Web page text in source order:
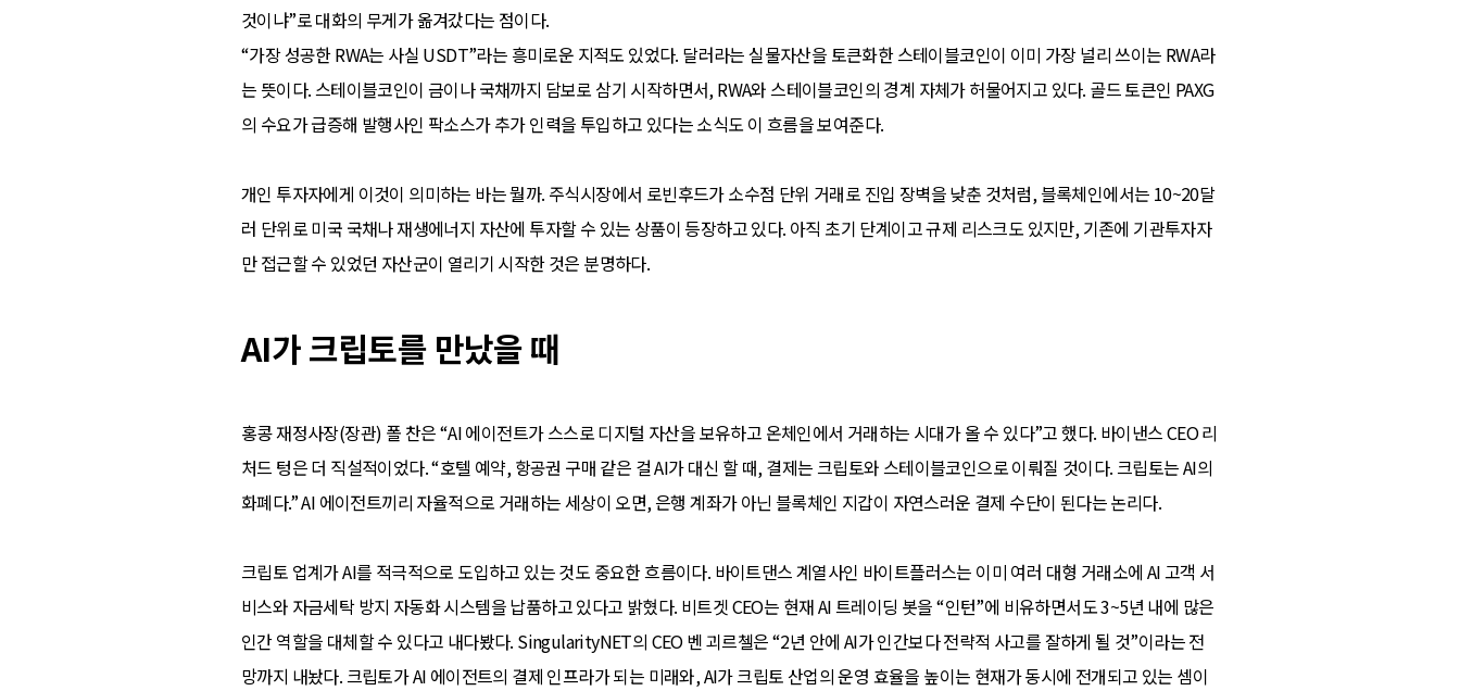
것이냐”로 대화의 무게가 옮겨갔다는 점이다.
“가장 성공한 RWA는 사실 USDT”라는 흥미로운 지적도 있었다. 달러라는 실물자산을 토큰화한 스테이블코인이 이미 가장 널리 쓰이는 RWA라
는 뜻이다. 스테이블코인이 금이나 국채까지 담보로 삼기 시작하면서, RWA와 스테이블코인의 경계 자체가 허물어지고 있다. 골드 토큰인 PAXG
의 수요가 급증해 발행사인 팍소스가 추가 인력을 투입하고 있다는 소식도 이 흐름을 보여준다.
개인 투자자에게 이것이 의미하는 바는 뭘까. 주식시장에서 로빈후드가 소수점 단위 거래로 진입 장벽을 낮춘 것처럼, 블록체인에서는 10~20달
러 단위로 미국 국채나 재생에너지 자산에 투자할 수 있는 상품이 등장하고 있다. 아직 초기 단계이고 규제 리스크도 있지만, 기존에 기관투자자
만 접근할 수 있었던 자산군이 열리기 시작한 것은 분명하다.
AI가 크립토를 만났을 때
홍콩 재정사장(장관) 폴 찬은 “AI 에이전트가 스스로 디지털 자산을 보유하고 온체인에서 거래하는 시대가 올 수 있다”고 했다. 바이낸스 CEO 리
처드 텅은 더 직설적이었다. “호텔 예약, 항공권 구매 같은 걸 AI가 대신 할 때, 결제는 크립토와 스테이블코인으로 이뤄질 것이다. 크립토는 AI의
화폐다.” AI 에이전트끼리 자율적으로 거래하는 세상이 오면, 은행 계좌가 아닌 블록체인 지갑이 자연스러운 결제 수단이 된다는 논리다.
크립토 업계가 AI를 적극적으로 도입하고 있는 것도 중요한 흐름이다. 바이트댄스 계열사인 바이트플러스는 이미 여러 대형 거래소에 AI 고객 서
비스와 자금세탁 방지 자동화 시스템을 납품하고 있다고 밝혔다. 비트겟 CEO는 현재 AI 트레이딩 봇을 “인턴”에 비유하면서도 3~5년 내에 많은
인간 역할을 대체할 수 있다고 내다봤다. SingularityNET의 CEO 벤 괴르첼은 “2년 안에 AI가 인간보다 전략적 사고를 잘하게 될 것”이라는 전
망까지 내놨다. 크립토가 AI 에이전트의 결제 인프라가 되는 미래와, AI가 크립토 산업의 운영 효율을 높이는 현재가 동시에 전개되고 있는 셈이